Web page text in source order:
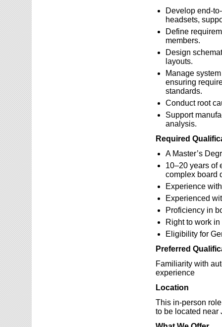
Develop end-
headsets,
Define
members.
Design
layouts.
Manage
ensuring
standards.
Conduct root
Support
analysis.
Required
A Master’s
10–20 years of
complex board
Experience
Experienced
Proficiency in
Right to work
Eligibility for
Preferred
Familiarity with
experience
Location
This in-person
to be located near